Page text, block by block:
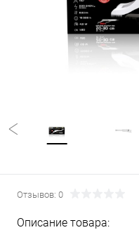
Отзывов: 0
Описание товара: